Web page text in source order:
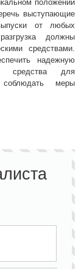
положении
выступающие
от любых
должны
средствами.
надежную
средства для
меры